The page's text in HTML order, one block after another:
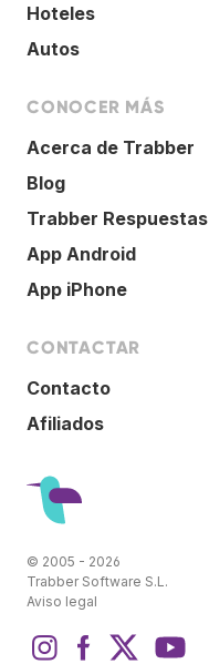
Hoteles
Autos
CONOCER MÁS
Acerca de Trabber
Blog
Trabber Respuestas
App Android
App iPhone
CONTACTAR
Contacto
Afiliados
© 2005 - 2026
Trabber Software S.L.
Aviso legal